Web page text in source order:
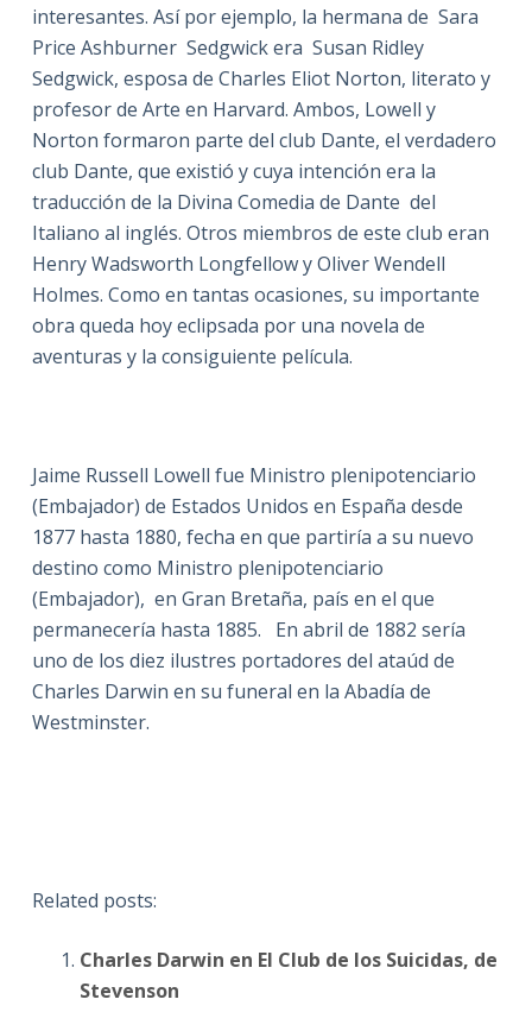
interesantes. Así por ejemplo, la hermana de Sara
Price Ashburner Sedgwick era Susan Ridley
Sedgwick, esposa de Charles Eliot Norton, literato y
profesor de Arte en Harvard. Ambos, Lowell y
Norton formaron parte del club Dante, el verdadero
club Dante, que existió y cuya intención era la
traducción de la Divina Comedia de Dante del
Italiano al inglés. Otros miembros de este club eran
Henry Wadsworth Longfellow y Oliver Wendell
Holmes. Como en tantas ocasiones, su importante
obra queda hoy eclipsada por una novela de
aventuras y la consiguiente película.
Jaime Russell Lowell fue Ministro plenipotenciario
(Embajador) de Estados Unidos en España desde
1877 hasta 1880, fecha en que partiría a su nuevo
destino como Ministro plenipotenciario
(Embajador), en Gran Bretaña, país en el que
permanecería hasta 1885. En abril de 1882 sería
uno de los diez ilustres portadores del ataúd de
Charles Darwin en su funeral en la Abadía de
Westminster.
Related posts:
Charles Darwin en El Club de los Suicidas, de
Stevenson